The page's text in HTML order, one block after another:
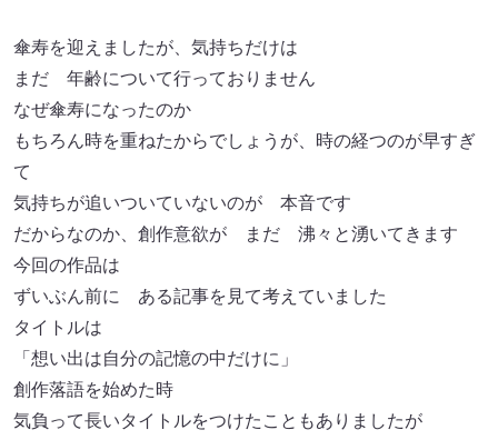
傘寿を迎えましたが、気持ちだけは
まだ 年齢について行っておりません
なぜ傘寿になったのか
もちろん時を重ねたからでしょうが、時の経つのが早すぎ
て
気持ちが追いついていないのが 本音です
だからなのか、創作意欲が まだ 沸々と湧いてきます
今回の作品は
ずいぶん前に ある記事を見て考えていました
タイトルは
「想い出は自分の記憶の中だけに」
創作落語を始めた時
気負って長いタイトルをつけたこともありましたが